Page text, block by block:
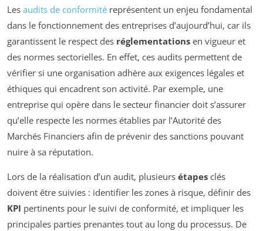
Les audits de conformité représentent un enjeu fondamental
dans le fonctionnement des entreprises d’aujourd’hui, car ils
garantissent le respect des réglementations en vigueur et
des normes sectorielles. En effet, ces audits permettent de
vérifier si une organisation adhère aux exigences légales et
éthiques qui encadrent son activité. Par exemple, une
entreprise qui opère dans le secteur financier doit s’assurer
qu’elle respecte les normes établies par l’Autorité des
Marchés Financiers afin de prévenir des sanctions pouvant
nuire à sa réputation.
Lors de la réalisation d’un audit, plusieurs étapes clés
doivent être suivies : identifier les zones à risque, définir des
KPI pertinents pour le suivi de conformité, et impliquer les
principales parties prenantes tout au long du processus. De